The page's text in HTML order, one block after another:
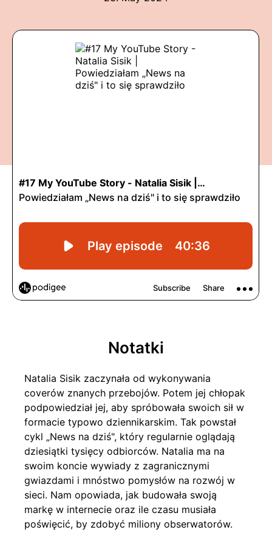
Notatki
Natalia Sisik zaczynała od wykonywania
coverów znanych przebojów. Potem jej chłopak
podpowiedział jej, aby spróbowała swoich sił w
formacie typowo dziennikarskim. Tak powstał
cykl „News na dziś", który regularnie oglądają
dziesiątki tysięcy odbiorców. Natalia ma na
swoim koncie wywiady z zagranicznymi
gwiazdami i mnóstwo pomysłów na rozwój w
sieci. Nam opowiada, jak budowała swoją
markę w internecie oraz ile czasu musiała
poświęcić, by zdobyć miliony obserwatorów.